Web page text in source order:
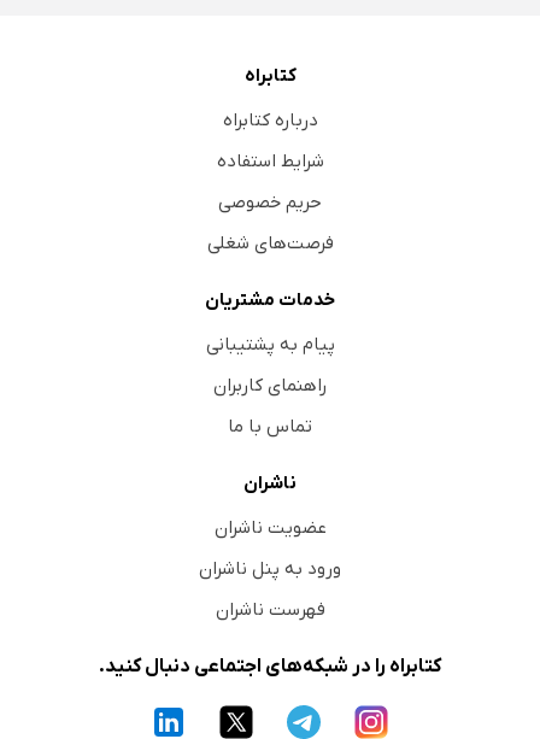
کتابراه
درباره کتابراه
شرایط استفاده
حریم خصوصی
فرصت‌های شغلی
خدمات مشتریان
پیام به پشتیبانی
راهنمای کاربران
تماس با ما
ناشران
عضویت ناشران
ورود به پنل ناشران
فهرست ناشران
کتابراه را در شبکه‌های اجتماعی دنبال کنید.